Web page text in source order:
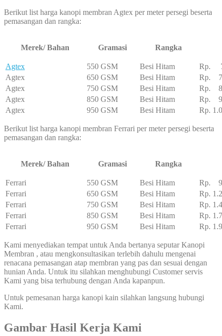
Berikut list harga kanopi membran Agtex per meter persegi beserta
pemasangan dan rangka:
Merek/ Bahan Gramasi Rangka
Agtex 550 GSM Besi Hitam
Rp.
Agtex
650 GSM Besi Hitam
Rp.
Agtex
750 GSM Besi Hitam
Rp.
Agtex
850 GSM Besi Hitam
Rp.
Agtex
950 GSM Besi Hitam Rp.
Berikut list harga kanopi membran Ferrari per meter persegi beserta
pemasangan dan rangka:
Merek/ Bahan Gramasi Rangka
Ferrari 550 GSM Besi Hitam
Rp.
Ferrari
650 GSM Besi Hitam
Rp.
Ferrari
750 GSM Besi Hitam
Rp.
Ferrari
850 GSM Besi Hitam
Rp.
Ferrari
950 GSM Besi Hitam Rp.
Kami menyediakan tempat untuk Anda bertanya seputar Kanopi
Membran , atau mengkonsultasikan terlebih dahulu mengenai
renacana pemasangan atap membran yang pas dan sesuai dengan
hunian Anda. Untuk itu silahkan menghubungi Customer servis
Kami yang bisa terhubung dengan Anda kapanpun.
Untuk pemesanan harga kanopi kain silahkan langsung hubungi
Kami.
Gambar Hasil Kerja Kami